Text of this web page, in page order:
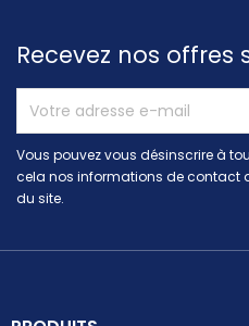
Recevez nos offres
Vous pouvez vous désinscrire à
cela nos informations de contact
du site.